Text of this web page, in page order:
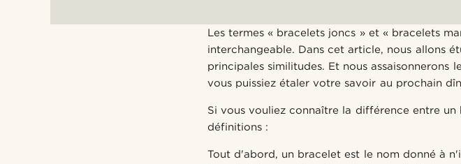
Les termes « bracelets joncs » et « bracelets
interchangeable. Dans cet article, nous allons
principales similitudes. Et nous assaisonnerons
vous puissiez étaler votre savoir au prochain
Si vous vouliez connaître la différence entre
définitions :
Tout d'abord, un braceletest le nom donné à